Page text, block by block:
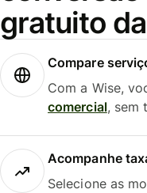
gratuito
Compare
Com a Wise,
comercial, sem
Acompanhe
Selecione as